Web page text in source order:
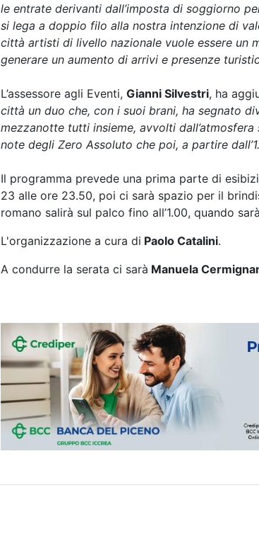
le entrate derivanti dall’imposta di soggiorno
si lega a doppio filo alla nostra intenzione di
città artisti di livello nazionale vuole essere un
generare un aumento di arrivi e presenze
L’assessore agli Eventi, Gianni Silvestri, ha
città un duo che, con i suoi brani, ha segnato
mezzanotte tutti insieme, avvolti
note degli Zero Assoluto che poi, a partire
Il programma prevede una prima parte di
23 alle ore 23.50, poi ci sarà spazio per il
romano salirà sul palco fino all’1.00, quando
L'organizzazione a cura di Paolo Catalini.
A condurre la serata ci sarà Manuela